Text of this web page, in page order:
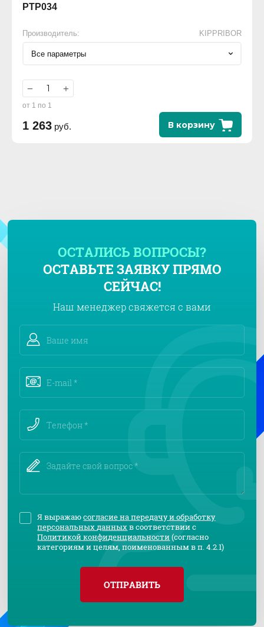
РТР034
Производитель: KIPPRIBOR
Все параметры
− +
от 1 по 1
1 263 руб. В корзину
ОСТАЛИСЬ ВОПРОСЫ?
ОСТАВЬТЕ ЗАЯВКУ ПРЯМО
СЕЙЧАС!
Наш менеджер свяжется с вами
Я выражаюсогласие на передачу и обработку
персональных данныхв соответствии с
Политикой конфиденциальности(согласно
категориям и целям, поименованным в п. 4.2.1)
ОТПРАВИТЬ